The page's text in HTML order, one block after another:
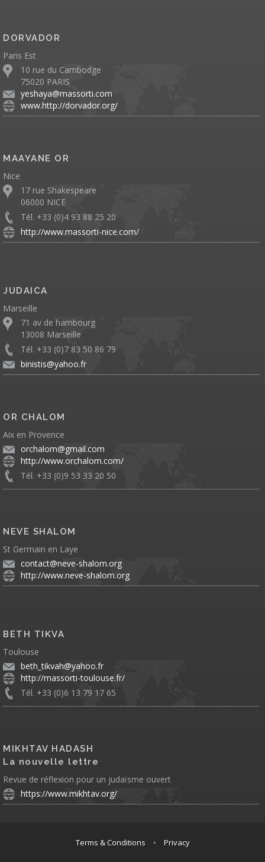
DORVADOR
Paris Est
10 rue du Cambodge
75020 PARIS
yeshaya@massorti.com
www.http://dorvador.org/
MAAYANE OR
Nice
17 rue Shakespeare
06000 NICE
Tél. +33 (0)4 93 88 25 20
http://www.massorti-nice.com/
JUDAICA
Marseille
71 av de hambourg
13008 Marseille
Tél. +33 (0)7 83 50 86 79
binistis@yahoo.fr
OR CHALOM
Aix en Provence
orchalom@gmail.com
http://www.orchalom.com/
Tél. +33 (0)9 53 33 20 50
NEVE SHALOM
St Germain en Laye
contact@neve-shalom.org
http://www.neve-shalom.org
BETH TIKVA
Toulouse
beth_tikvah@yahoo.fr
http://massorti-toulouse.fr/
Tél. +33 (0)6 13 79 17 65
MIKHTAV HADASH
La nouvelle lettre
Revue de réflexion pour un judaïsme ouvert
https://www.mikhtav.org/
Terms & Conditions • Privacy